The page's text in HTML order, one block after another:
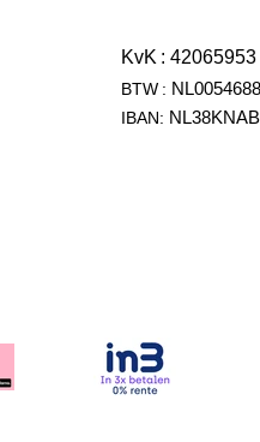
KvK : 42065953
BTW :
IBAN: